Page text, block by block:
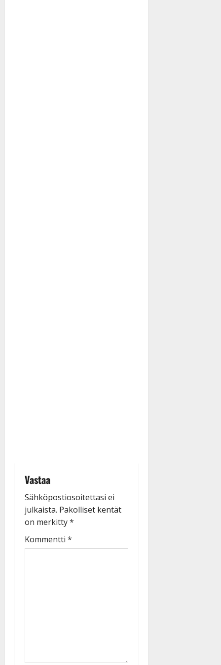
Vastaa
Sähköpostiosoitettasi ei
julkaista. Pakolliset kentät
on merkitty*
Kommentti *